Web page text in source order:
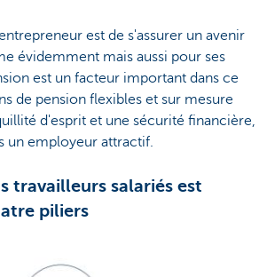
est de s'assurer un avenir
évidemment mais aussi pour ses
est un facteur important dans ce
de pension flexibles et sur mesure
d'esprit et une sécurité financière,
un employeur attractif.
travailleurs salariés est
piliers